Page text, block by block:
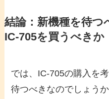
結論：新機種を待
IC-705を買うべきか
では、IC-705の購入を
待つべきなのでしょう